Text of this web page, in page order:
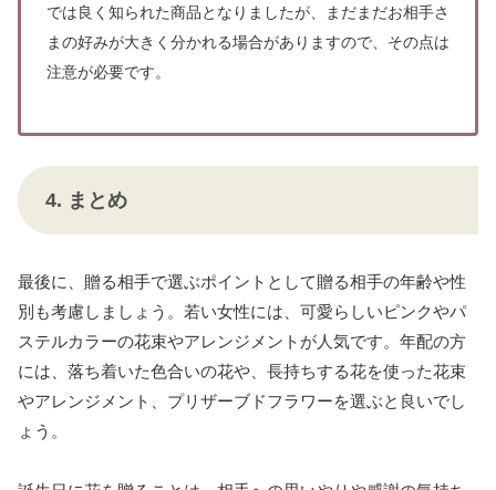
では良く知られた商品となりましたが、まだまだお相手さ
まの好みが大きく分かれる場合がありますので、その点は
注意が必要です。
4. まとめ
最後に、贈る相手で選ぶポイントとして贈る相手の年齢や性
別も考慮しましょう。若い女性には、可愛らしいピンクやパ
ステルカラーの花束やアレンジメントが人気です。年配の方
には、落ち着いた色合いの花や、長持ちする花を使った花束
やアレンジメント、プリザーブドフラワーを選ぶと良いでし
ょう。